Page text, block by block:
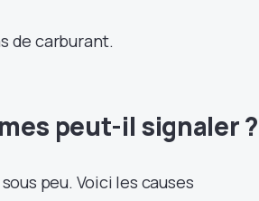
de carburant.
peut-il signaler ?
peu. Voici les causes